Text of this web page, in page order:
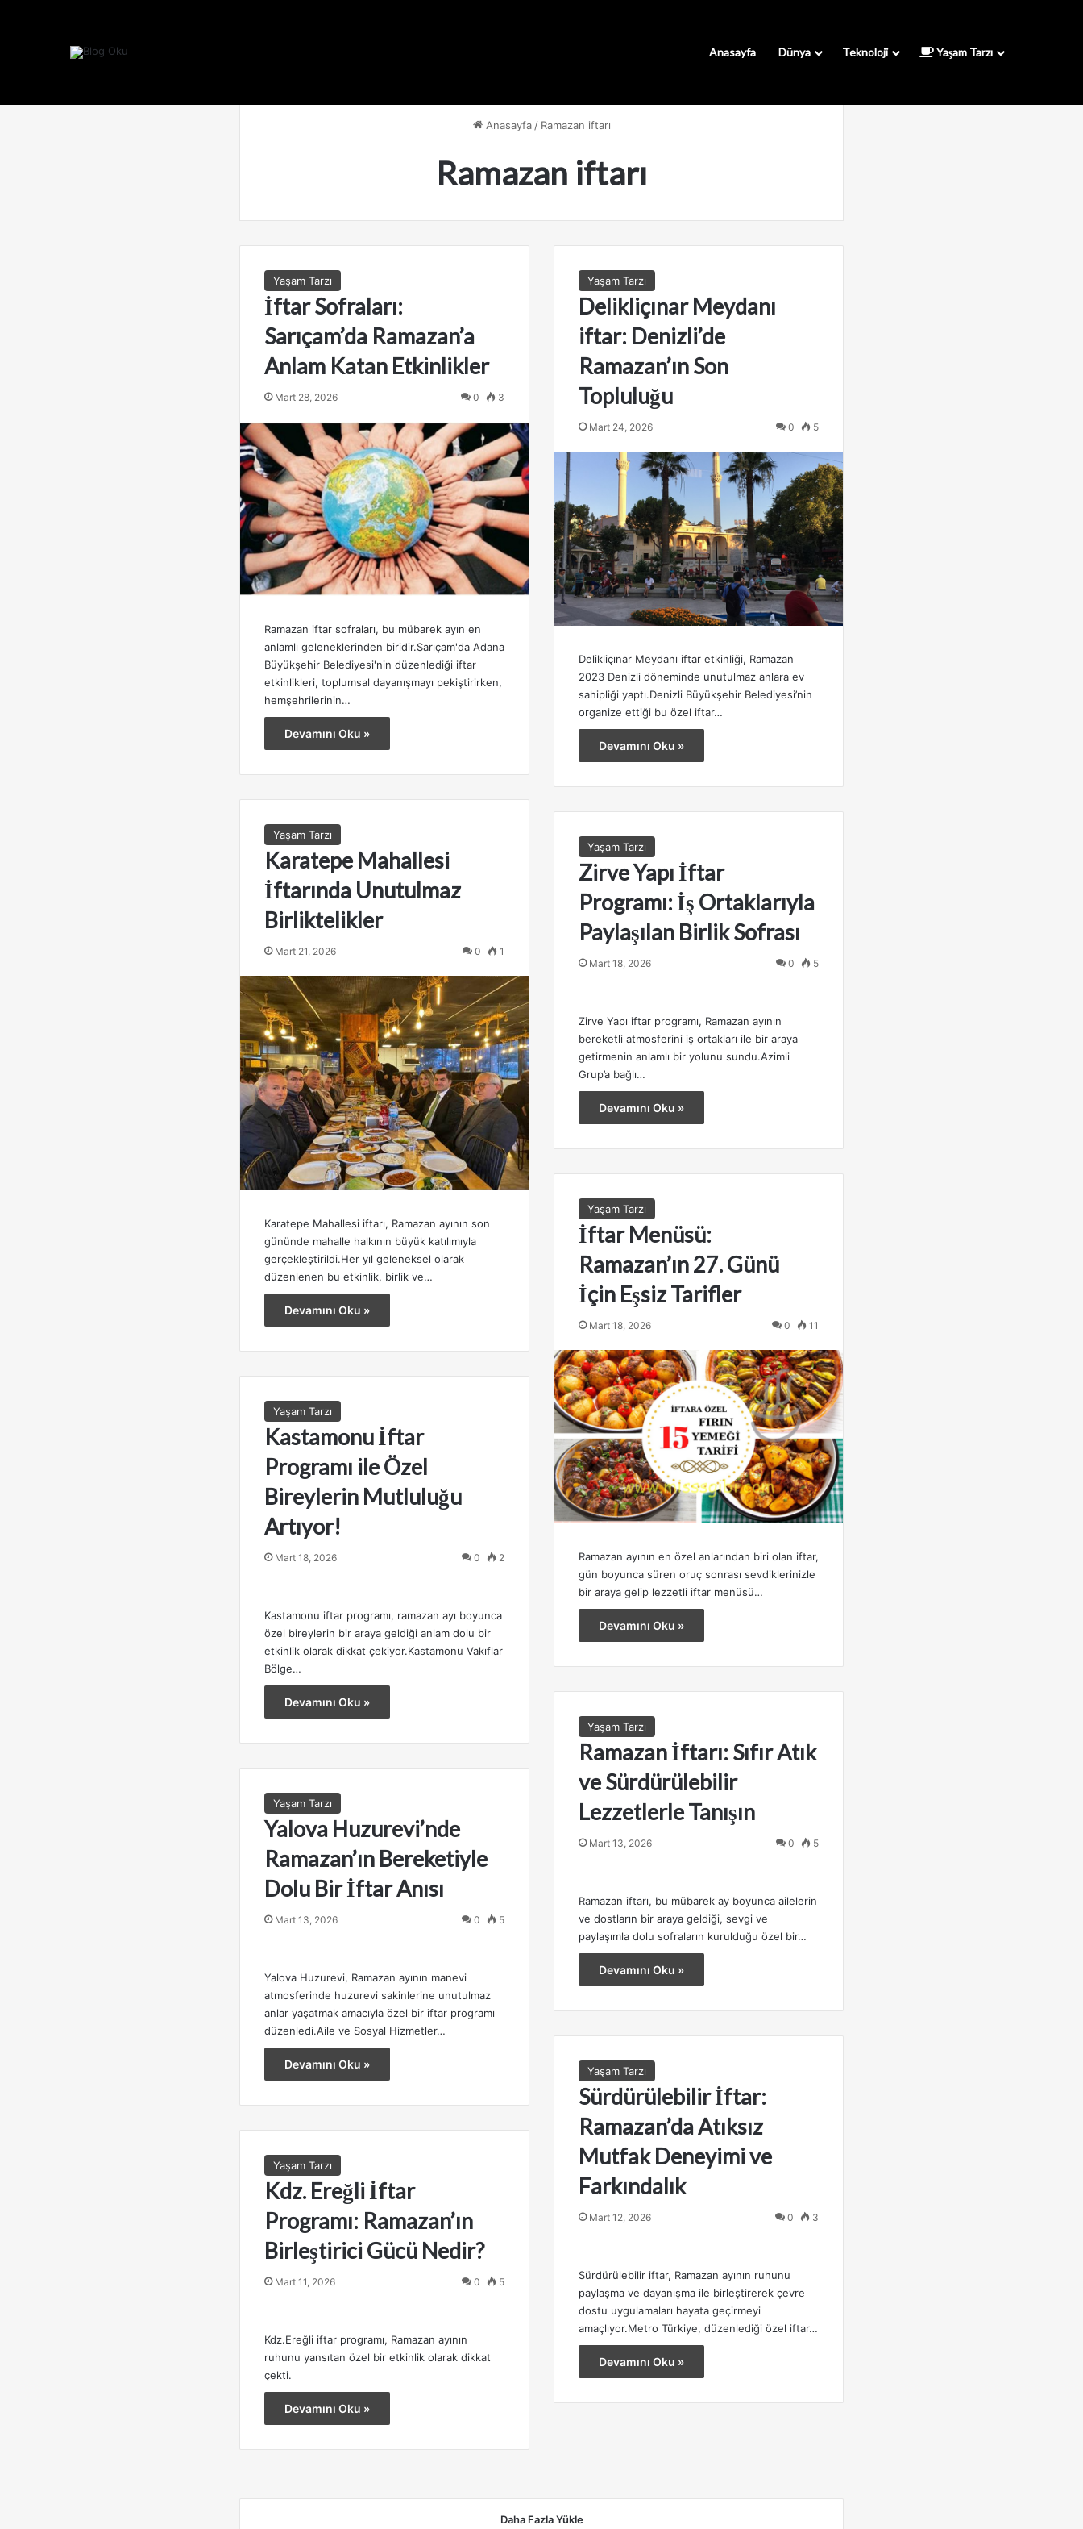
Anasayfa Dünya Teknoloji Yaşam Tarzı
Anasayfa / Ramazan iftarı
Ramazan iftarı
Yaşam Tarzı
İftar Sofraları:
Sarıçam’da Ramazan’a
Anlam Katan Etkinlikler
Mart 28, 2026 0 3
Ramazan iftar sofraları, bu mübarek ayın en
anlamlı geleneklerinden biridir.Sarıçam'da Adana
Büyükşehir Belediyesi'nin düzenlediği iftar
etkinlikleri, toplumsal dayanışmayı pekiştirirken,
hemşehrilerinin…
Devamını Oku »
Yaşam Tarzı
Delikliçınar Meydanı
iftar: Denizli’de
Ramazan’ın Son
Topluluğu
Mart 24, 2026 0 5
Delikliçınar Meydanı iftar etkinliği, Ramazan
2023 Denizli döneminde unutulmaz anlara ev
sahipliği yaptı.Denizli Büyükşehir Belediyesi’nin
organize ettiği bu özel iftar…
Devamını Oku »
Yaşam Tarzı
Karatepe Mahallesi
İftarında Unutulmaz
Birliktelikler
Mart 21, 2026 0 1
Karatepe Mahallesi iftarı, Ramazan ayının son
gününde mahalle halkının büyük katılımıyla
gerçekleştirildi.Her yıl geleneksel olarak
düzenlenen bu etkinlik, birlik ve…
Devamını Oku »
Yaşam Tarzı
Zirve Yapı İftar
Programı: İş Ortaklarıyla
Paylaşılan Birlik Sofrası
Mart 18, 2026 0 5
Zirve Yapı iftar programı, Ramazan ayının
bereketli atmosferini iş ortakları ile bir araya
getirmenin anlamlı bir yolunu sundu.Azimli
Grup’a bağlı…
Devamını Oku »
Yaşam Tarzı
İftar Menüsü:
Ramazan’ın 27. Günü
İçin Eşsiz Tarifler
Mart 18, 2026 0 11
Ramazan ayının en özel anlarından biri olan iftar,
gün boyunca süren oruç sonrası sevdiklerinizle
bir araya gelip lezzetli iftar menüsü…
Devamını Oku »
Yaşam Tarzı
Kastamonu İftar
Programı ile Özel
Bireylerin Mutluluğu
Artıyor!
Mart 18, 2026 0 2
Kastamonu iftar programı, ramazan ayı boyunca
özel bireylerin bir araya geldiği anlam dolu bir
etkinlik olarak dikkat çekiyor.Kastamonu Vakıflar
Bölge…
Devamını Oku »
Yaşam Tarzı
Ramazan İftarı: Sıfır Atık
ve Sürdürülebilir
Lezzetlerle Tanışın
Mart 13, 2026 0 5
Ramazan iftarı, bu mübarek ay boyunca ailelerin
ve dostların bir araya geldiği, sevgi ve
paylaşımla dolu sofraların kurulduğu özel bir…
Devamını Oku »
Yaşam Tarzı
Yalova Huzurevi’nde
Ramazan’ın Bereketiyle
Dolu Bir İftar Anısı
Mart 13, 2026 0 5
Yalova Huzurevi, Ramazan ayının manevi
atmosferinde huzurevi sakinlerine unutulmaz
anlar yaşatmak amacıyla özel bir iftar programı
düzenledi.Aile ve Sosyal Hizmetler…
Devamını Oku »
Yaşam Tarzı
Sürdürülebilir İftar:
Ramazan’da Atıksız
Mutfak Deneyimi ve
Farkındalık
Mart 12, 2026 0 3
Sürdürülebilir iftar, Ramazan ayının ruhunu
paylaşma ve dayanışma ile birleştirerek çevre
dostu uygulamaları hayata geçirmeyi
amaçlıyor.Metro Türkiye, düzenlediği özel iftar…
Devamını Oku »
Yaşam Tarzı
Kdz. Ereğli İftar
Programı: Ramazan’ın
Birleştirici Gücü Nedir?
Mart 11, 2026 0 5
Kdz.Ereğli iftar programı, Ramazan ayının
ruhunu yansıtan özel bir etkinlik olarak dikkat
çekti.
Devamını Oku »
Daha Fazla Yükle